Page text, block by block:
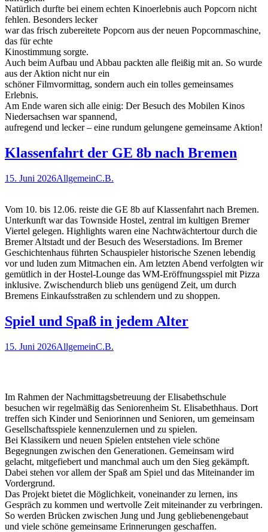
Natürlich durfte bei einem echten Kinoerlebnis auch Popcorn nicht
fehlen. Besonders lecker
war das frisch zubereitete Popcorn aus der neuen Popcornmaschine,
das für echte
Kinostimmung sorgte.
Auch beim Aufbau und Abbau packten alle fleißig mit an. So wurde
aus der Aktion nicht nur ein
schöner Filmvormittag, sondern auch ein tolles gemeinsames
Erlebnis.
Am Ende waren sich alle einig: Der Besuch des Mobilen Kinos
Niedersachsen war spannend,
aufregend und lecker – eine rundum gelungene gemeinsame Aktion!
Klassenfahrt der GE 8b nach Bremen
15. Juni 2026AllgemeinC.B.
Vom 10. bis 12.06. reiste die GE 8b auf Klassenfahrt nach Bremen.
Unterkunft war das Townside Hostel, zentral im kultigen Bremer
Viertel gelegen. Highlights waren eine Nachtwächtertour durch die
Bremer Altstadt und der Besuch des Weserstadions. Im Bremer
Geschichtenhaus führten Schauspieler historische Szenen lebendig
vor und luden zum Mitmachen ein. Am letzten Abend verfolgten wir
gemütlich in der Hostel-Lounge das WM-Eröffnungsspiel mit Pizza
inklusive. Zwischendurch blieb uns genügend Zeit, um durch
Bremens Einkaufsstraßen zu schlendern und zu shoppen.
Spiel und Spaß in jedem Alter
15. Juni 2026AllgemeinC.B.
Im Rahmen der Nachmittagsbetreuung der Elisabethschule
besuchen wir regelmäßig das Seniorenheim St. Elisabethhaus. Dort
treffen sich Kinder und Seniorinnen und Senioren, um gemeinsam
Gesellschaftsspiele kennenzulernen und zu spielen.
Bei Klassikern und neuen Spielen entstehen viele schöne
Begegnungen zwischen den Generationen. Gemeinsam wird
gelacht, mitgefiebert und manchmal auch um den Sieg gekämpft.
Dabei stehen vor allem der Spaß am Spiel und das Miteinander im
Vordergrund.
Das Projekt bietet die Möglichkeit, voneinander zu lernen, ins
Gespräch zu kommen und wertvolle Zeit miteinander zu verbringen.
So werden Brücken zwischen Jung und Jung gebliebenengebaut
und viele schöne gemeinsame Erinnerungen geschaffen.